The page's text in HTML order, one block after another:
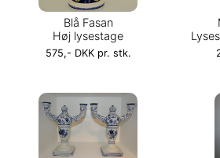
Blå Fasan
Høj lysestage
575,- DKK pr. stk.